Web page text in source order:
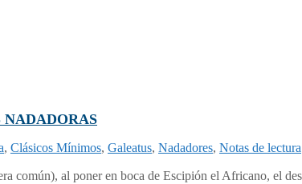
, Clásicos Mínimos, Galeatus, Nadadores, Notas de lectura
común), al poner en boca de Escipión el Africano, el